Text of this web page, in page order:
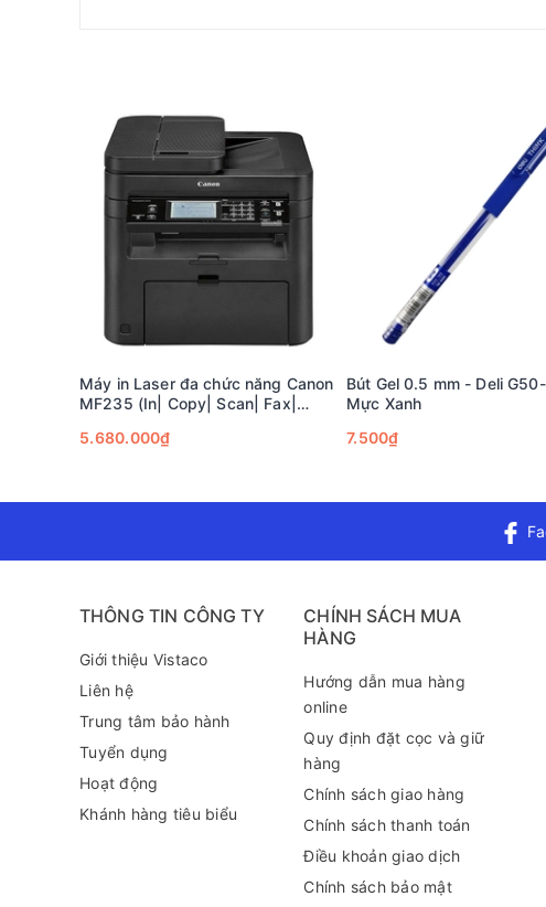
Máy in Laser đa chức năng Canon
MF235 (In| Copy| Scan| Fax|
năm
5.680.000₫
Bút Gel 0.5 mm - Deli
Mực Xanh
7.500₫
THÔNG TIN CÔNG TY
Giới thiệu Vistaco
Liên hệ
Trung tâm bảo hành
Tuyển dụng
Hoạt động
Khánh hàng tiêu biểu
CHÍNH SÁCH MUA
HÀNG
Hướng dẫn mua hàng
online
Quy định đặt cọc và giữ
hàng
Chính sách giao hàng
Chính sách thanh toán
Điều khoản giao dịch
Chính sách bảo mật